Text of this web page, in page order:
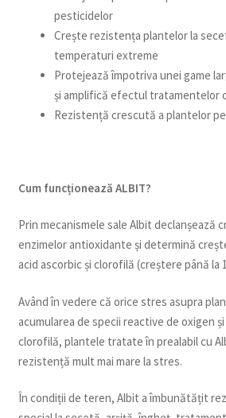
pesticidelor
Crește rezistența plantelor la
temperaturi extreme
Protejează împotriva unei game
și amplifică efectul tratamentelor
Rezistență crescută a plantelor
Cum funcționează ALBIT?
Prin mecanismele sale Albit declanșează
enzimelor antioxidante și determină
acid ascorbic și clorofilă (creștere până la
Având în vedere că orice stres asupra
acumularea de specii reactive de oxigen
clorofilă, plantele tratate în prealabil cu
rezistență mult mai mare la stres.
În condiții de teren, Albit a îmbunătățit